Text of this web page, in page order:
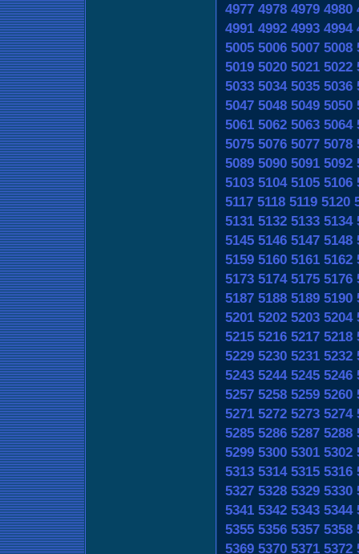
4977 4978 4979 4980
4991 4992 4993 4994
5005 5006 5007 5008
5019 5020 5021 5022
5033 5034 5035 5036
5047 5048 5049 5050
5061 5062 5063 5064
5075 5076 5077 5078
5089 5090 5091 5092
5103 5104 5105 5106
5117 5118 5119 5120
5131 5132 5133 5134
5145 5146 5147 5148
5159 5160 5161 5162
5173 5174 5175 5176
5187 5188 5189 5190
5201 5202 5203 5204
5215 5216 5217 5218
5229 5230 5231 5232
5243 5244 5245 5246
5257 5258 5259 5260
5271 5272 5273 5274
5285 5286 5287 5288
5299 5300 5301 5302
5313 5314 5315 5316
5327 5328 5329 5330
5341 5342 5343 5344
5355 5356 5357 5358
5369 5370 5371 5372